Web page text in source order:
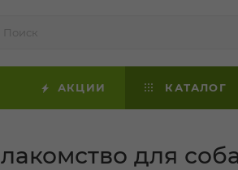
АКЦИИ КАТАЛОГ
для